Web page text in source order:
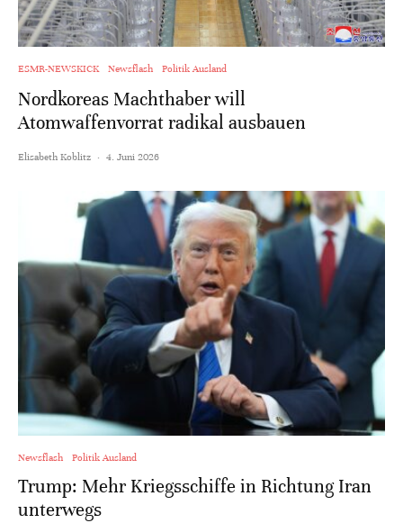
ESMR-NEWSKICK Newsflash Politik Ausland
Nordkoreas Machthaber will
Atomwaffenvorrat radikal ausbauen
Elisabeth Koblitz · 4. Juni 2026
Newsflash Politik Ausland
Trump: Mehr Kriegsschiffe in Richtung Iran
unterwegs